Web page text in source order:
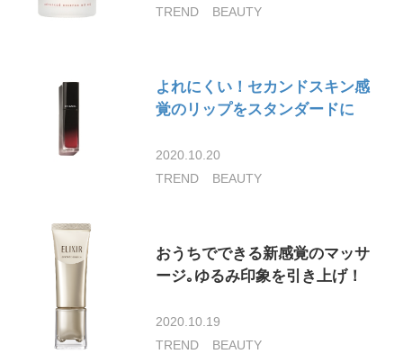
TREND
BEAUTY
よれにくい！セカンドスキン感
覚のリップをスタンダードに
2020.10.20
TREND
BEAUTY
おうちでできる新感覚のマッサ
ージ｡ゆるみ印象を引き上げ！
2020.10.19
TREND
BEAUTY